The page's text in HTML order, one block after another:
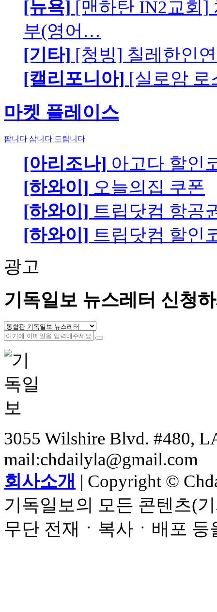
[뉴욕] [맨하탄 IN2교회]
부(영어…
[기타] [청빙] 칠레한인
[캘리포니아] [실로암 로
마켓 플레이스
팝니다 삽니다 드립니다
[아리조나] 아고다 할인
[하와이] 오늘의집 쿠폰
[하와이] 트립닷컴 항공
[하와이] 트립닷컴 할인
광고
기독일보 뉴스레터 신청
3055 Wilshire Blvd. #480,
mail:chdailyla@gmail.com
회사소개 | Copyright ©
기독일보의 모든 콘텐츠(
무단 전재ㆍ복사ㆍ배포 등